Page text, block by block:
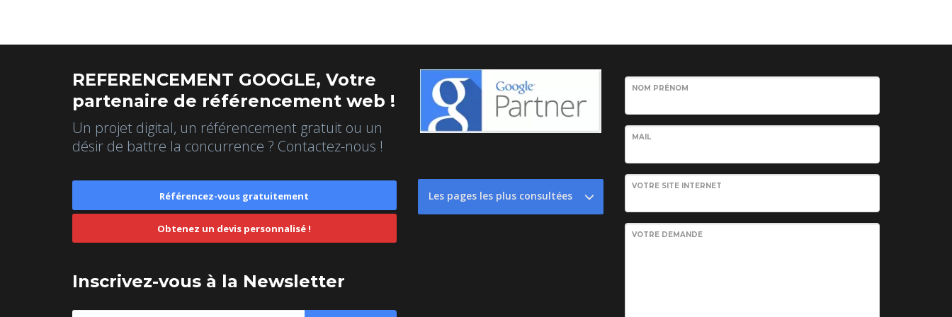
REFERENCEMENT GOOGLE, Votre
partenaire de référencement web !
Un projet digital, un référencement gratuit ou un
désir de battre la concurrence ? Contactez-nous !
Référencez-vous gratuitement
Obtenez un devis personnalisé !
Inscrivez-vous à la Newsletter
Les pages les plus consultées
NOM PRÉNOM
MAIL
VOTRE SITE INTERNET
VOTRE DEMANDE